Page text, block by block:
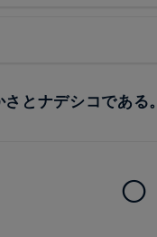
とナデシコである。
◯